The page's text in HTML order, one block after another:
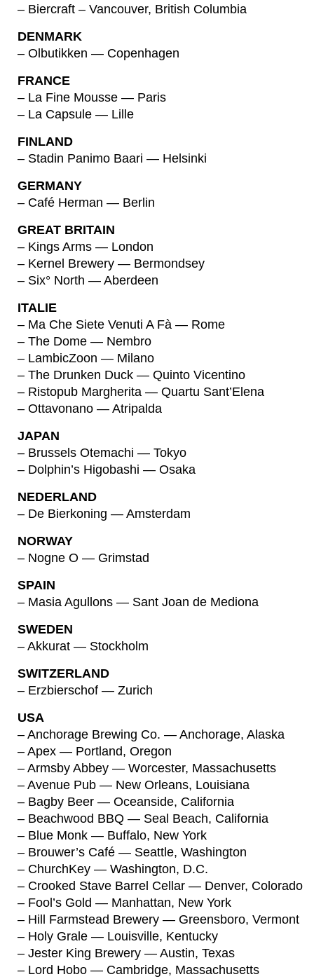
– Biercraft – Vancouver, British Columbia
DENMARK
– Olbutikken — Copenhagen
FRANCE
– La Fine Mousse — Paris
– La Capsule — Lille
FINLAND
– Stadin Panimo Baari — Helsinki
GERMANY
– Café Herman — Berlin
GREAT BRITAIN
– Kings Arms — London
– Kernel Brewery — Bermondsey
– Six° North — Aberdeen
ITALIE
– Ma Che Siete Venuti A Fà — Rome
– The Dome — Nembro
– LambicZoon — Milano
– The Drunken Duck — Quinto Vicentino
– Ristopub Margherita — Quartu Sant’Elena
– Ottavonano — Atripalda
JAPAN
– Brussels Otemachi — Tokyo
– Dolphin’s Higobashi — Osaka
NEDERLAND
– De Bierkoning — Amsterdam
NORWAY
– Nogne O — Grimstad
SPAIN
– Masia Agullons — Sant Joan de Mediona
SWEDEN
– Akkurat — Stockholm
SWITZERLAND
– Erzbierschof — Zurich
USA
– Anchorage Brewing Co. — Anchorage, Alaska
– Apex — Portland, Oregon
– Armsby Abbey — Worcester, Massachusetts
– Avenue Pub — New Orleans, Louisiana
– Bagby Beer — Oceanside, California
– Beachwood BBQ — Seal Beach, California
– Blue Monk — Buffalo, New York
– Brouwer’s Café — Seattle, Washington
– ChurchKey — Washington, D.C.
– Crooked Stave Barrel Cellar — Denver, Colorado
– Fool’s Gold — Manhattan, New York
– Hill Farmstead Brewery — Greensboro, Vermont
– Holy Grale — Louisville, Kentucky
– Jester King Brewery — Austin, Texas
– Lord Hobo — Cambridge, Massachusetts